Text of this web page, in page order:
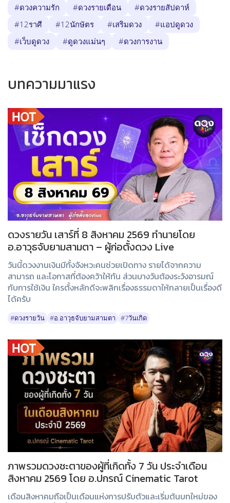
#ดวงความรัก #ดวงรายเดือน
#ดวงรายสัปดาห์
#12ราศี
#12นักษัตร #เสริมดวง
#แอปดูดวง
#เว็บดูดวง
#ดูดวงแม่นๆ #ดวงการงาน
บทความมาแรง
ดวงรายวัน เสาร์ที่ 8 สิงหาคม 2569 ทำนายโดย
อ.อาวุธจับยามสามตา – ผู้ก่อตั้งดวง Live
วันนี้ดวงงานเงินมีทั้งจังหวะคนช่วยเปิดทาง รายได้จากความ
สามารถ และโอกาสที่ต้องคว้าให้ทัน ส่วนบางวันต้องระวังอารมณ์
กับการใช้เงิน ใครตั้งหลักดีจะพลิกเรื่องธรรมดาให้กลายเป็นเรื่องดี
ได้ครับ
#ดวงรายวัน #อ.อาวุธจับยามสามตา #7วันเกิด
ภาพรวมดวงชะตาของผู้ที่เกิดทั้ง 7 วัน ประจำเดือน
สิงหาคม 2569 โดย อ.ปกรณ์ Cinematic Tarot
เดือนสิงหาคมถือเป็นเดือนแห่งการปรับตัวและเริ่มต้นบทใหม่ของ